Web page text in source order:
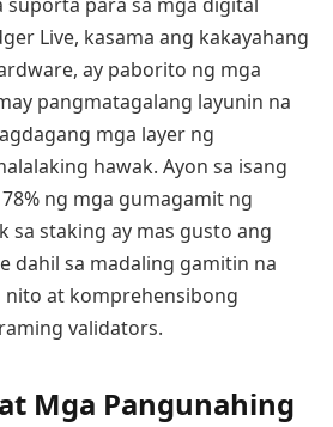
Live, kasama ang kakayahang
ay paborito ng mga
pangmatagalang layunin na
mga layer ng
hawak. Ayon sa isang
ng mga gumagamit ng
sa staking ay mas gusto ang
dahil sa madaling gamitin na
at komprehensibong
validators.
Mga Pangunahing